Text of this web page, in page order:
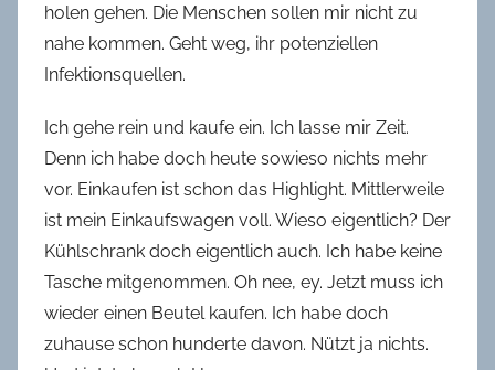
holen gehen. Die Menschen sollen mir nicht zu
nahe kommen. Geht weg, ihr potenziellen
Infektionsquellen.
Ich gehe rein und kaufe ein. Ich lasse mir Zeit.
Denn ich habe doch heute sowieso nichts mehr
vor. Einkaufen ist schon das Highlight. Mittlerweile
ist mein Einkaufswagen voll. Wieso eigentlich? Der
Kühlschrank doch eigentlich auch. Ich habe keine
Tasche mitgenommen. Oh nee, ey. Jetzt muss ich
wieder einen Beutel kaufen. Ich habe doch
zuhause schon hunderte davon. Nützt ja nichts.